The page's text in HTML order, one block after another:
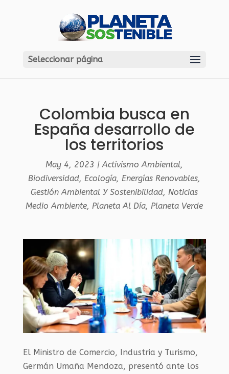
Seleccionar página
Colombia busca en
España desarrollo de
los territorios
May 4, 2023 |Activismo Ambiental,
Biodiversidad,Ecología,Energías Renovables,
Gestión Ambiental Y Sostenibilidad,Noticias
Medio Ambiente,Planeta Al Día,Planeta Verde
El Ministro de Comercio, Industria y Turismo,
Germán Umaña Mendoza, presentó ante los